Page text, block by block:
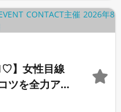
】女性目線
ツを全力アド
ンセリン